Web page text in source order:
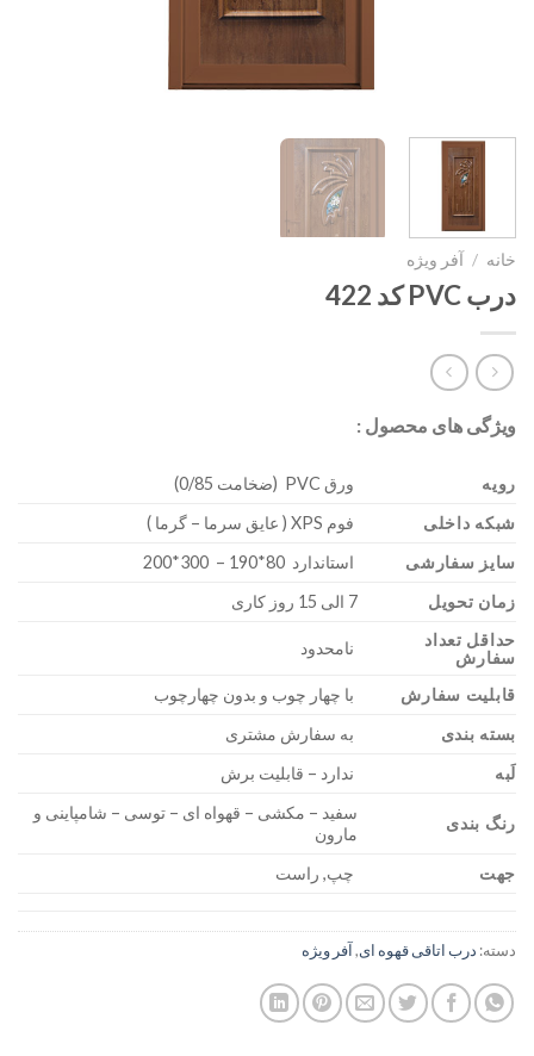
خانه / آفر ویژه
درب PVC کد 422
ویژگی های محصول :
رویه
ورق PVC (ضخامت 0/85)
شبکه داخلی
فوم XPS ( عایق سرما – گرما )
سایز سفارشی
استاندارد 80*190 – 300*200
زمان تحویل
7 الی 15 روز کاری
حداقل تعداد
سفارش
نامحدود
قابلیت سفارش
با چهار چوب و بدون چهارچوب
بسته بندی
به سفارش مشتری
لَبه
ندارد – قابلیت برش
رنگ بندی
سفید – مکشی – قهواه ای – توسی – شامپاینی و
مارون
جهت
چپ, راست
دسته: درب اتاقی قهوه ای,آفر ویژه